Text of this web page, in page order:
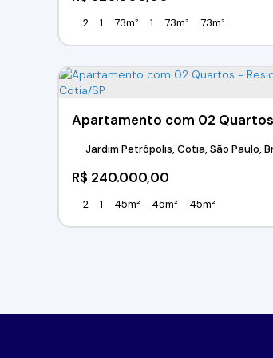
2 1 73m² 1 73m² 73m²
R$ 240.000,00
Jardim Petrópolis, Cotia, São Paulo,
2 1 45m² 45m² 45m²